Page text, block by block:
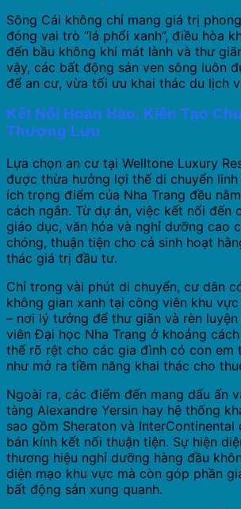
Sông Cái không chỉ mang giá trị
đóng vai trò “lá phổi xanh”, điều hòa
đến bầu không khí mát lành và thư
vậy, các bất động sản ven sông luôn
để an cư, vừa tối ưu khai thác du lịch
Kết Nối Hoàn Hảo, Kiến Tạo
Thượng Lưu
Lựa chọn an cư tại Welltone Luxury
được thừa hưởng lợi thế di chuyển
ích trọng điểm của Nha Trang đều
cách ngắn. Từ dự án, việc kết nối đến
giáo dục, văn hóa và nghỉ dưỡng cao
chóng, thuận tiện cho cả sinh hoạt
thác giá trị đầu tư.
Chỉ trong vài phút di chuyển, cư dân
không gian xanh tại công viên khu vực
– nơi lý tưởng để thư giãn và rèn luyện
viên Đại học Nha Trang ở khoảng
thế rõ rệt cho các gia đình có con em
như mở ra tiềm năng khai thác cho
Ngoài ra, các điểm đến mang dấu ấn
tàng Alexandre Yersin hay hệ thống
sao gồm Sheraton và InterContinental
bán kính kết nối thuận tiện. Sự hiện
thương hiệu nghỉ dưỡng hàng đầu
diện mạo khu vực mà còn góp phần
bất động sản xung quanh.